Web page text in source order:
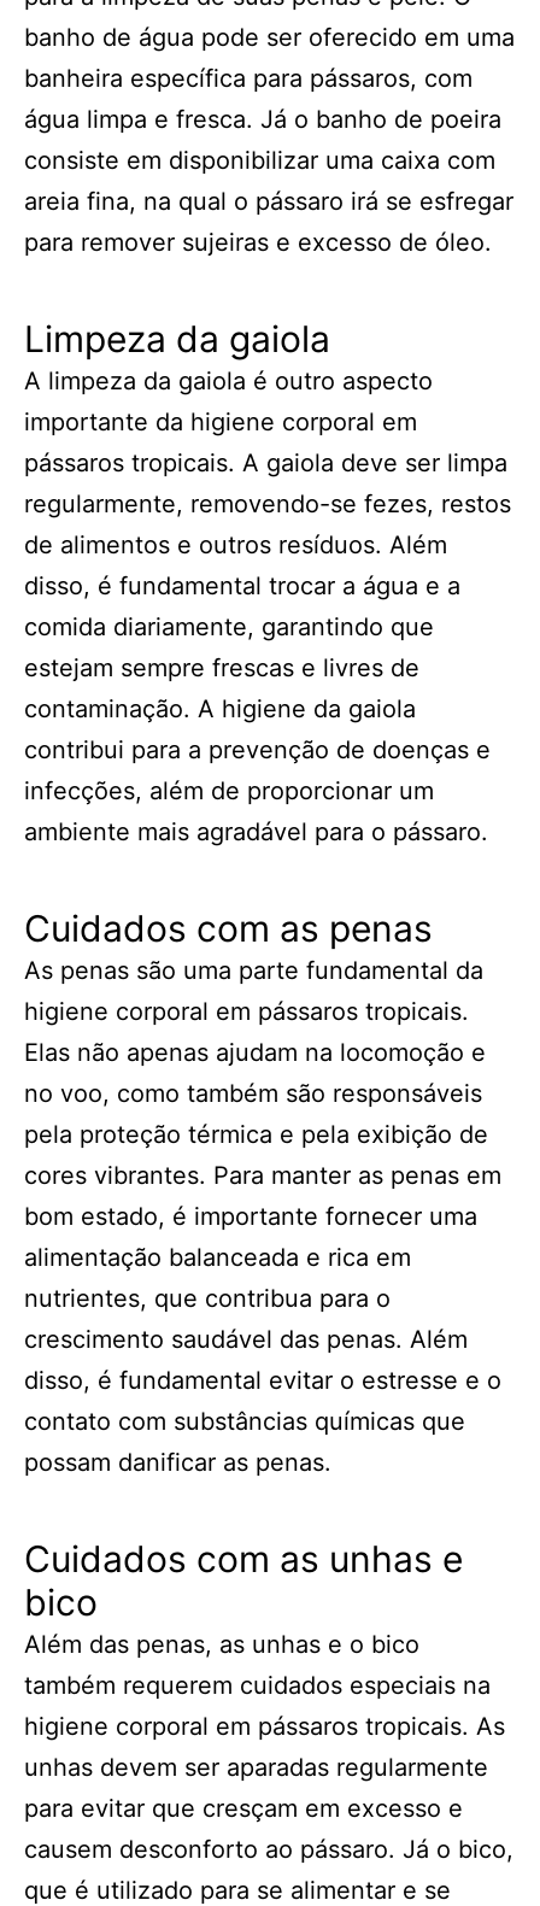
banho de água pode ser oferecido em uma
banheira específica para pássaros, com
água limpa e fresca. Já o banho de poeira
consiste em disponibilizar uma caixa com
areia fina, na qual o pássaro irá se esfregar
para remover sujeiras e excesso de óleo.
Limpeza da gaiola
A limpeza da gaiola é outro aspecto
importante da higiene corporal em
pássaros tropicais. A gaiola deve ser limpa
regularmente, removendo-se fezes, restos
de alimentos e outros resíduos. Além
disso, é fundamental trocar a água e a
comida diariamente, garantindo que
estejam sempre frescas e livres de
contaminação. A higiene da gaiola
contribui para a prevenção de doenças e
infecções, além de proporcionar um
ambiente mais agradável para o pássaro.
Cuidados com as penas
As penas são uma parte fundamental da
higiene corporal em pássaros tropicais.
Elas não apenas ajudam na locomoção e
no voo, como também são responsáveis
pela proteção térmica e pela exibição de
cores vibrantes. Para manter as penas em
bom estado, é importante fornecer uma
alimentação balanceada e rica em
nutrientes, que contribua para o
crescimento saudável das penas. Além
disso, é fundamental evitar o estresse e o
contato com substâncias químicas que
possam danificar as penas.
Cuidados com as unhas e
bico
Além das penas, as unhas e o bico
também requerem cuidados especiais na
higiene corporal em pássaros tropicais. As
unhas devem ser aparadas regularmente
para evitar que cresçam em excesso e
causem desconforto ao pássaro. Já o bico,
que é utilizado para se alimentar e se